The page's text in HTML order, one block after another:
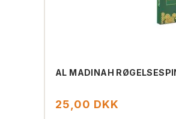
AL MADINAH
25,00 DKK